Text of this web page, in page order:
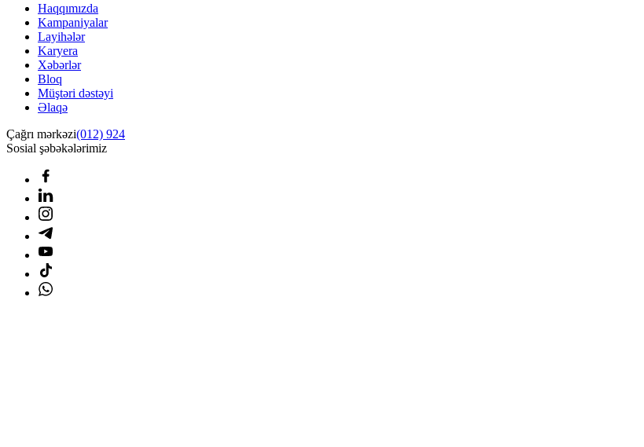
Haqqımızda
Kampaniyalar
Layihələr
Karyera
Xəbərlər
Bloq
Müştəri dəstəyi
Əlaqə
Çağrı mərkəzi(012) 924
Sosial şəbəkələrimiz